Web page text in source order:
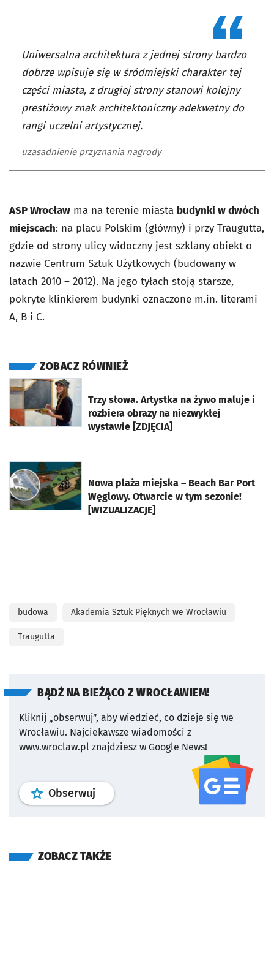
Uniwersalna architektura z jednej strony bardzo
dobrze wpisuje się w śródmiejski charakter tej
części miasta, z drugiej strony stanowi kolejny
prestiżowy znak architektoniczny adekwatny do
rangi uczelni artystycznej.
uzasadnienie przyznania nagrody
ASP Wrocław ma na terenie miasta budynki w dwóch
miejscach: na placu Polskim (główny) i przy Traugutta,
gdzie od strony ulicy widoczny jest szklany obiekt o
nazwie Centrum Sztuk Użytkowych (budowany w
latach 2010 – 2012). Na jego tyłach stoją starsze,
pokryte klinkierem budynki oznaczone m.in. literami
A, B i C.
ZOBACZ RÓWNIEŻ
Trzy słowa. Artystka na żywo maluje i
rozbiera obrazy na niezwykłej
wystawie [ZDJĘCIA]
otworzy się w nowej karcie
Nowa plaża miejska – Beach Bar Port
Węglowy. Otwarcie w tym sezonie!
[WIZUALIZACJE]
otworzy się w nowej karcie
budowa Akademia Sztuk Pięknych we Wrocławiu
Traugutta
BĄDŹ NA BIEŻĄCO Z WROCŁAWIEM!
Kliknij „obserwuj”, aby wiedzieć, co dzieje się we
Wrocławiu. Najciekawsze wiadomości z
www.wroclaw.pl znajdziesz w Google News!
Obserwuj profil serwisu
ZOBACZ TAKŻE